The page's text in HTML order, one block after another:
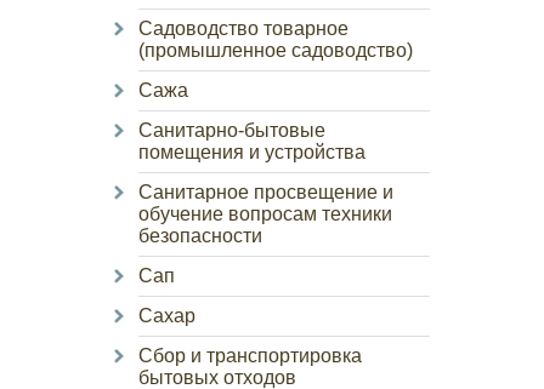
Садоводство товарное
(промышленное садоводство)
Сажа
Санитарно-бытовые
помещения и устройства
Санитарное просвещение и
обучение вопросам техники
безопасности
Сап
Сахар
Сбор и транспортировка
бытовых отходов